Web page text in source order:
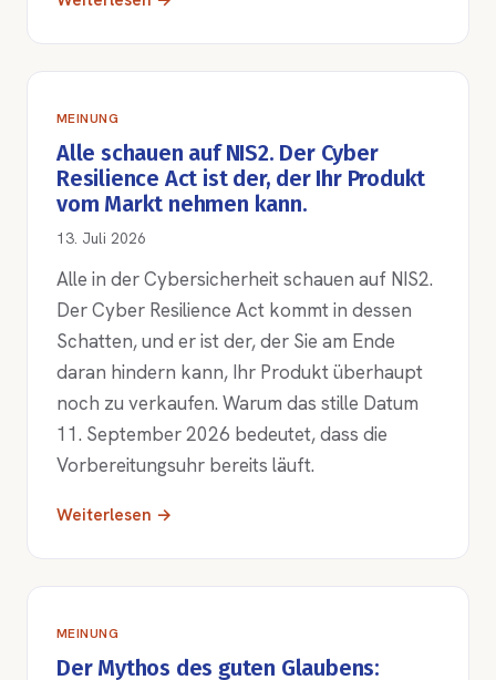
MEINUNG
Alle schauen auf NIS2. Der Cyber
Resilience Act ist der, der Ihr Produkt
vom Markt nehmen kann.
13. Juli 2026
Alle in der Cybersicherheit schauen auf NIS2.
Der Cyber Resilience Act kommt in dessen
Schatten, und er ist der, der Sie am Ende
daran hindern kann, Ihr Produkt überhaupt
noch zu verkaufen. Warum das stille Datum
11. September 2026 bedeutet, dass die
Vorbereitungsuhr bereits läuft.
Weiterlesen →
MEINUNG
Der Mythos des guten Glaubens: